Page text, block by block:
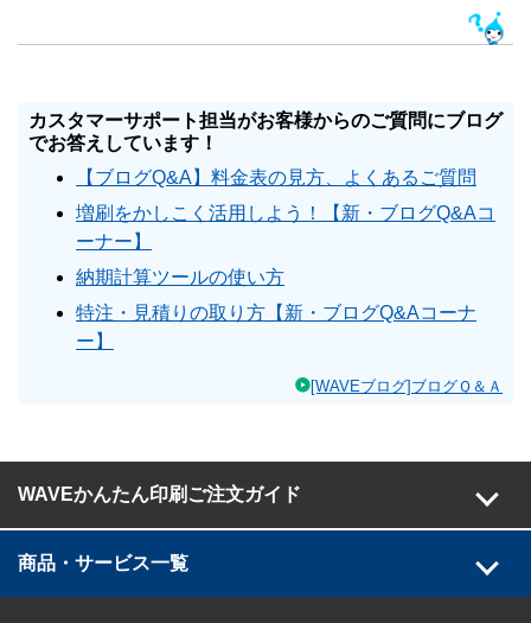
カスタマーサポート担当がお客様からのご質問にブログ
でお答えしています！
【ブログQ&A】料金表の見方、よくあるご質問
増刷をかしこく活用しよう！【新・ブログQ&Aコ
ーナー】
納期計算ツールの使い方
特注・見積りの取り方【新・ブログQ&Aコーナ
ー】
[WAVEブログ]ブログＱ＆Ａ
WAVEかんたん印刷ご注文ガイド
商品・サービス一覧